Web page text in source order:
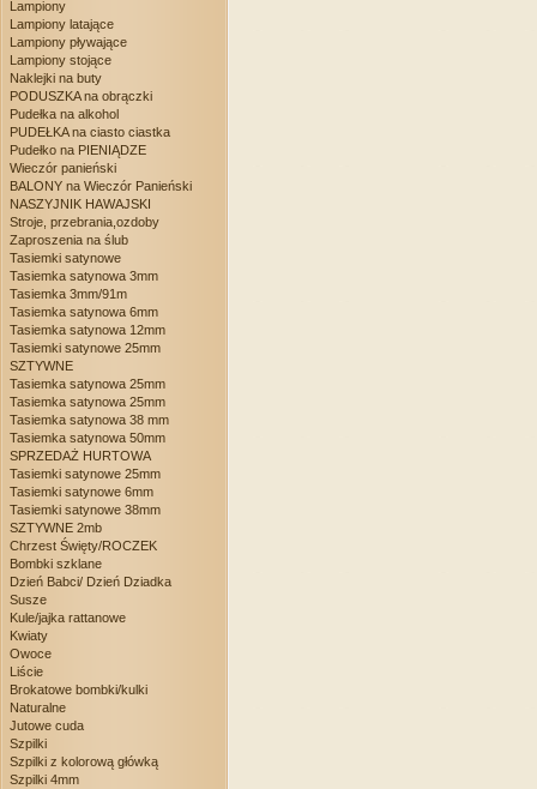
Lampiony
Lampiony latające
Lampiony pływające
Lampiony stojące
Naklejki na buty
PODUSZKA na obrączki
Pudełka na alkohol
PUDEŁKA na ciasto ciastka
Pudełko na PIENIĄDZE
Wieczór panieński
BALONY na Wieczór Panieński
NASZYJNIK HAWAJSKI
Stroje, przebrania,ozdoby
Zaproszenia na ślub
Tasiemki satynowe
Tasiemka satynowa 3mm
Tasiemka 3mm/91m
Tasiemka satynowa 6mm
Tasiemka satynowa 12mm
Tasiemki satynowe 25mm
SZTYWNE
Tasiemka satynowa 25mm
Tasiemka satynowa 25mm
Tasiemka satynowa 38 mm
Tasiemka satynowa 50mm
SPRZEDAŻ HURTOWA
Tasiemki satynowe 25mm
Tasiemki satynowe 6mm
Tasiemki satynowe 38mm
SZTYWNE 2mb
Chrzest Święty/ROCZEK
Bombki szklane
Dzień Babci/ Dzień Dziadka
Susze
Kule/jajka rattanowe
Kwiaty
Owoce
Liście
Brokatowe bombki/kulki
Naturalne
Jutowe cuda
Szpilki
Szpilki z kolorową główką
Szpilki 4mm